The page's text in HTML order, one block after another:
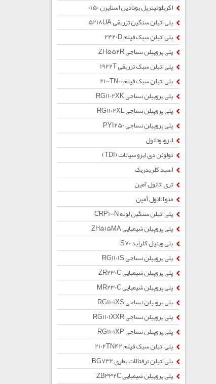
اکریلونیتریل بوتادین استایرن 0150
پلی اتیلن سنگین تزریقی 5218UA
پلی اتیلن سبک فیلم 2420D
پلی پروپیلن نساجی ZH552R
پلی اتیلن سبک تزریقی 1922T
پلی اتیلن سبک فیلم 2100TN00
پلی پروپیلن نساجی RG1102XK
پلی پروپیلن نساجی RG1102XL
پلی پروپیلن نساجی PYI250
ایزوبوتانول
تولوئن دی ایزو سیانات (TDI)
اسید کلریدریک
تری اتانول آمین
منو اتانول آمین
پلی اتیلن سنگین لوله CRP100N
پلی پروپیلن شیمیایی ZH515MA
پلی وینیل کلراید S70
پلی پروپیلن نساجی RG1101S
پلی پروپیلن شیمیایی ZR230C
پلی پروپیلن شیمیایی MR230C
پلی پروپیلن نساجی RG1101XS
پلی پروپیلن نساجی RG1101XXR
پلی پروپیلن نساجی RG1101XP
پلی اتیلن سبک فیلم 2102TN42
پلی اتیلن ترفتالات بطری BG732
پلی پروپیلن شیمیایی ZB332C